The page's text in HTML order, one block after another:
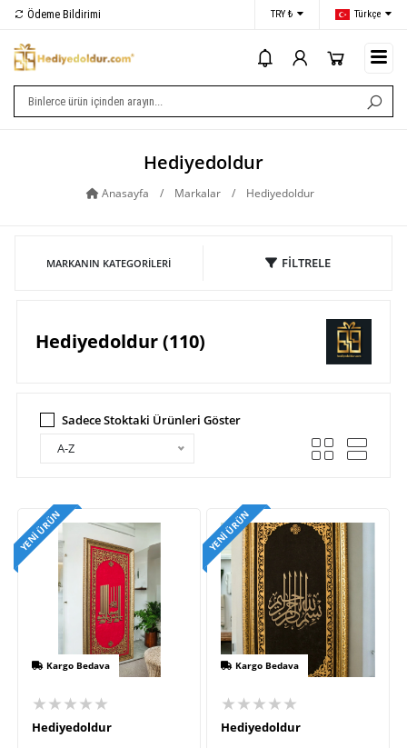
Ödeme Bildirimi TRY ₺ Türkçe
Hediyedoldur
Anasayfa / Markalar / Hediyedoldur
MARKANIN KATEGORILERI FİLTRELE
Hediyedoldur (110)
Sadece Stoktaki Ürünleri Göster
A-Z
YENI ÜRÜN
Kargo Bedava
★★★★★
Hediyedoldur
YENI ÜRÜN
Kargo Bedava
★★★★★
Hediyedoldur